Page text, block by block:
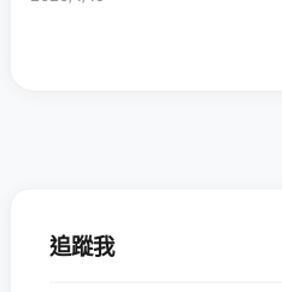
追蹤我